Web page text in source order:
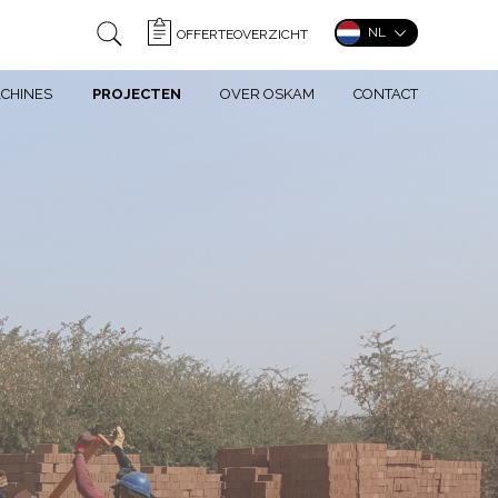
OFFERTEOVERZICHT NL
PROJECTEN OVER OSKAM CONTACT